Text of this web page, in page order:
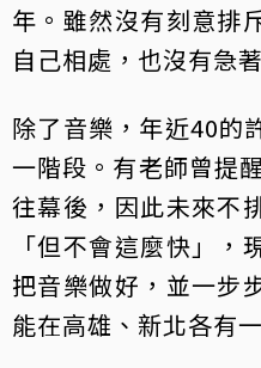
年。雖然沒有刻意排
自己相處，也沒有急
除了音樂，年近40的
一階段。有老師曾提
往幕後，因此未來不
「但不會這麼快」
把音樂做好，並一步
能在高雄、新北各有